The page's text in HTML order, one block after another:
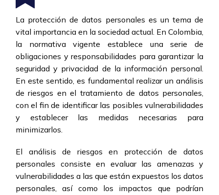
La protección de datos personales es un tema de
vital importancia en la sociedad actual. En Colombia,
la normativa vigente establece una serie de
obligaciones y responsabilidades para garantizar la
seguridad y privacidad de la información personal.
En este sentido, es fundamental realizar un análisis
de riesgos en el tratamiento de datos personales,
con el fin de identificar las posibles vulnerabilidades
y establecer las medidas necesarias para
minimizarlos.
El análisis de riesgos en protección de datos
personales consiste en evaluar las amenazas y
vulnerabilidades a las que están expuestos los datos
personales, así como los impactos que podrían